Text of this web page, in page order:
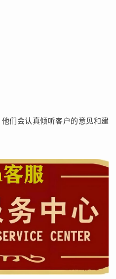
们会认真倾听客户的意见和建